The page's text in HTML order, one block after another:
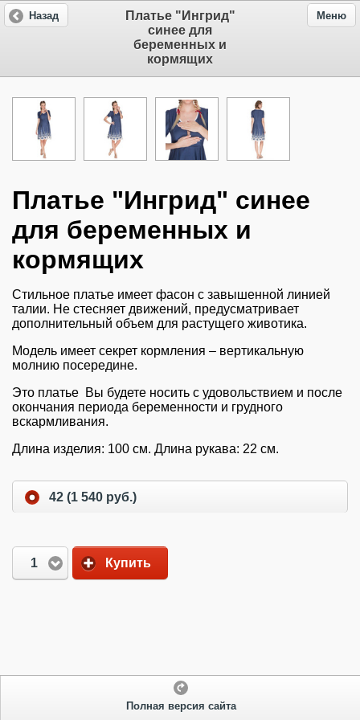
Платье "Ингрид"
синее для
беременных и
кормящих
Назад Меню
Платье "Ингрид" синее
для беременных и
кормящих
Стильное платье имеет фасон с завышенной линией
талии. Не стесняет движений, предусматривает
дополнительный объем для растущего животика.
Модель имеет секрет кормления – вертикальную
молнию посередине.
Это платье Вы будете носить с удовольствием и после
окончания периода беременности и грудного
вскармливания.
Длина изделия: 100 см. Длина рукава: 22 см.
42 (1 540 руб.)
1 Купить
Полная версия сайта